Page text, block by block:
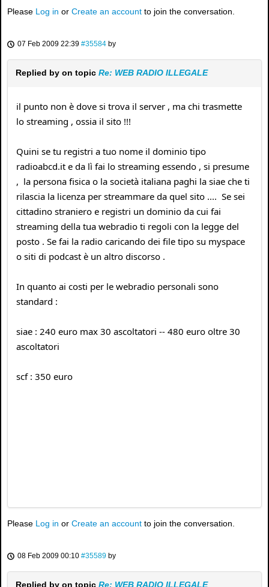
Please Log in or Create an account to join the conversation.
07 Feb 2009 22:39 #35584 by
Replied by on topic Re: WEB RADIO ILLEGALE
il punto non è dove si trova il server , ma chi trasmette
lo streaming , ossia il sito !!!
Quini se tu registri a tuo nome il dominio tipo
radioabcd.it e da lì fai lo streaming essendo , si presume
, la persona fisica o la società italiana paghi la siae che ti
rilascia la licenza per streammare da quel sito .... Se sei
cittadino straniero e registri un dominio da cui fai
streaming della tua webradio ti regoli con la legge del
posto . Se fai la radio caricando dei file tipo su myspace
o siti di podcast è un altro discorso .
In quanto ai costi per le webradio personali sono
standard :
siae : 240 euro max 30 ascoltatori -- 480 euro oltre 30
ascoltatori
scf : 350 euro
Please Log in or Create an account to join the conversation.
08 Feb 2009 00:10 #35589 by
Replied by on topic Re: WEB RADIO ILLEGALE